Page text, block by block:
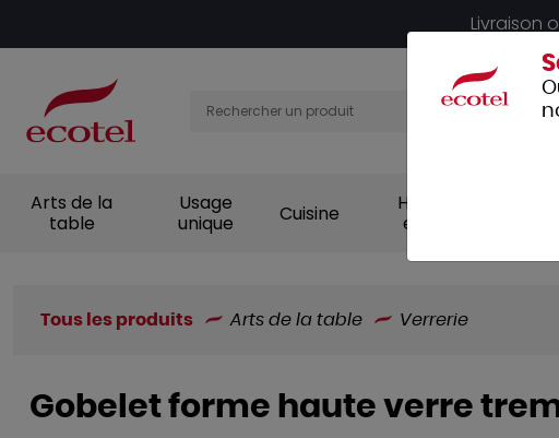
Livraison
Arts de la
table
Usage
unique
Cuisine
Hygiène et
entretien
Tous les produits Arts de la table Verrerie
Gobelet forme haute verre